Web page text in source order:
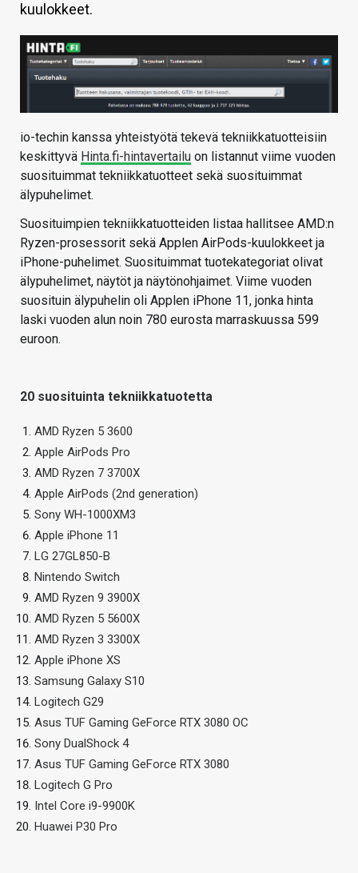
HINTA.FI
KAUPPA
VAIHDA TEEMA
HAKU
kuulokkeet.
io-techin kanssa yhteistyötä tekevä tekniikkatuotteisiin
keskittyvä Hinta.fi-hintavertailu on listannut viime vuoden
suosituimmat tekniikkatuotteet sekä suosituimmat
älypuhelimet.
Suosituimpien tekniikkatuotteiden listaa hallitsee AMD:n
Ryzen-prosessorit sekä Applen AirPods-kuulokkeet ja
iPhone-puhelimet. Suosituimmat tuotekategoriat olivat
älypuhelimet, näytöt ja näytönohjaimet. Viime vuoden
suosituin älypuhelin oli Applen iPhone 11, jonka hinta
laski vuoden alun noin 780 eurosta marraskuussa 599
euroon.
20 suosituinta tekniikkatuotetta
AMD Ryzen 5 3600
Apple AirPods Pro
AMD Ryzen 7 3700X
Apple AirPods (2nd generation)
Sony WH-1000XM3
Apple iPhone 11
LG 27GL850-B
Nintendo Switch
AMD Ryzen 9 3900X
AMD Ryzen 5 5600X
AMD Ryzen 3 3300X
Apple iPhone XS
Samsung Galaxy S10
Logitech G29
Asus TUF Gaming GeForce RTX 3080 OC
Sony DualShock 4
Asus TUF Gaming GeForce RTX 3080
Logitech G Pro
Intel Core i9-9900K
Huawei P30 Pro